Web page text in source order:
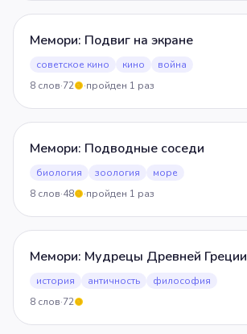
Мемори: Подвиг на экране
советское кино
кино
война
8 слов·72 ·пройден 1 раз
Мемори: Подводные соседи
биология
зоология
море
8 слов·48 ·пройден 1 раз
Мемори: Мудрецы Древней Греции
история
античность
философия
8 слов·72